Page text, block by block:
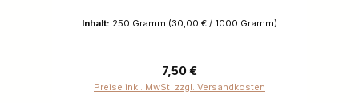
Inhalt: 250 Gramm (30,00 € / 1000 Gramm)
Regulärer Preis:
7,50 €
Preise inkl. MwSt. zzgl. Versandkosten